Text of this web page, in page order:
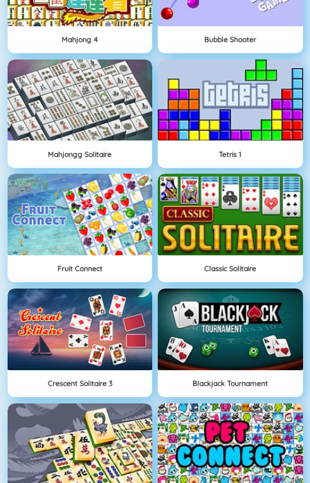
Mahjong 4 Bubble Shooter
Mahjongg Solitaire Tetris 1
Fruit Connect Classic Solitaire
Crescent Solitaire 3 Blackjack Tournament